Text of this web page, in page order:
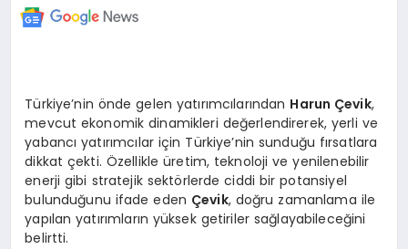
Türkiye’nin önde gelen yatırımcılarından Harun Çevik,
mevcut ekonomik dinamikleri değerlendirerek, yerli ve
yabancı yatırımcılar için Türkiye’nin sunduğu fırsatlara
dikkat çekti. Özellikle üretim, teknoloji ve yenilenebilir
enerji gibi stratejik sektörlerde ciddi bir potansiyel
bulunduğunu ifade eden Çevik, doğru zamanlama ile
yapılan yatırımların yüksek getiriler sağlayabileceğini
belirtti.